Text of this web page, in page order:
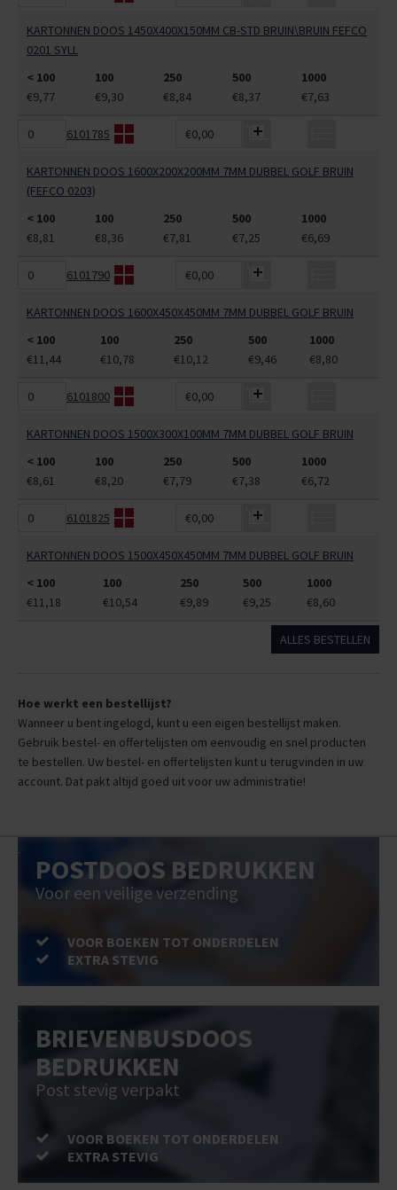
KARTONNEN DOOS 1450X400X150MM CB-STD BRUIN\BRUIN FEFCO
0201 SYLL
< 100
100 250 500
1000
€9,77
€9,30 €8,84 €8,37 €7,63
6101785 €0,00
KARTONNEN DOOS 1600X200X200MM 7MM DUBBEL GOLF BRUIN
(FEFCO 0203)
< 100
100 250 500
1000
€8,81
€8,36 €7,81 €7,25 €6,69
6101790 €0,00
KARTONNEN DOOS 1600X450X450MM 7MM DUBBEL GOLF BRUIN
< 100
100 250 500
1000
€11,44
€10,78 €10,12 €9,46 €8,80
6101800 €0,00
KARTONNEN DOOS 1500X300X100MM 7MM DUBBEL GOLF BRUIN
< 100
100 250 500
1000
€8,61
€8,20 €7,79 €7,38 €6,72
6101825 €0,00
KARTONNEN DOOS 1500X450X450MM 7MM DUBBEL GOLF BRUIN
< 100
100 250 500
1000
€11,18
€10,54 €9,89 €9,25 €8,60
ALLES BESTELLEN
Hoe werkt een bestellijst?
Wanneer u bent ingelogd, kunt u een eigen bestellijst maken.
Gebruik bestel- en offertelijsten om eenvoudig en snel producten
te bestellen. Uw bestel- en offertelijsten kunt u terugvinden in uw
account. Dat pakt altijd goed uit voor uw administratie!
POSTDOOS BEDRUKKEN
Voor een veilige verzending
VOOR BOEKEN TOT ONDERDELEN
EXTRA STEVIG
BRIEVENBUSDOOS
BEDRUKKEN
Post stevig verpakt
VOOR BOEKEN TOT ONDERDELEN
EXTRA STEVIG